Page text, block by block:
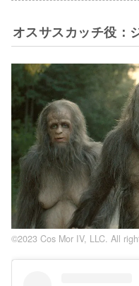
オスサスカッチ役：
©2023 Cos Mor IV, LLC. All